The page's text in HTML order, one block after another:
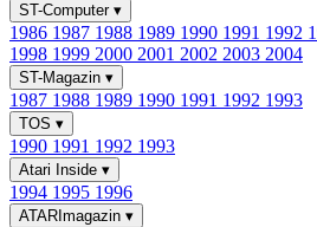
ST-Computer ▾
1986 1987 1988 1989 1990 1991 1992
1998 1999 2000 2001 2002 2003 2004
ST-Magazin ▾
1987 1988 1989 1990 1991 1992 1993
TOS ▾
1990 1991 1992 1993
Atari Inside ▾
1994 1995 1996
ATARImagazin ▾